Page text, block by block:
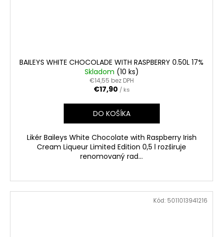
BAILEYS WHITE CHOCOLADE WITH RASPBERRY 0.50L 17%
Skladom (10 ks)
€14,55 bez DPH
€17,90 / ks
DO KOŠÍKA
Likér Baileys White Chocolate with Raspberry Irish
Cream Liqueur Limited Edition 0,5 l rozširuje
renomovaný rad...
Kód: 5011013941216